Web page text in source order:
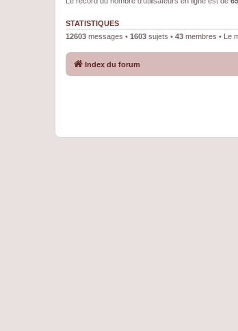
STATISTIQUES
12603 messages • 1603 sujets • 43 membres • Le
Index du forum